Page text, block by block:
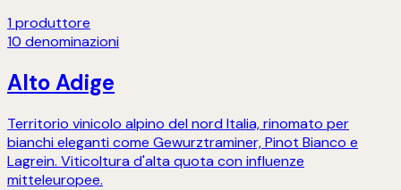
1 produttore
10 denominazioni
Alto Adige
Territorio vinicolo alpino del nord Italia, rinomato per
bianchi eleganti come Gewurztraminer, Pinot Bianco e
Lagrein. Viticoltura d'alta quota con influenze
mitteleuropee.